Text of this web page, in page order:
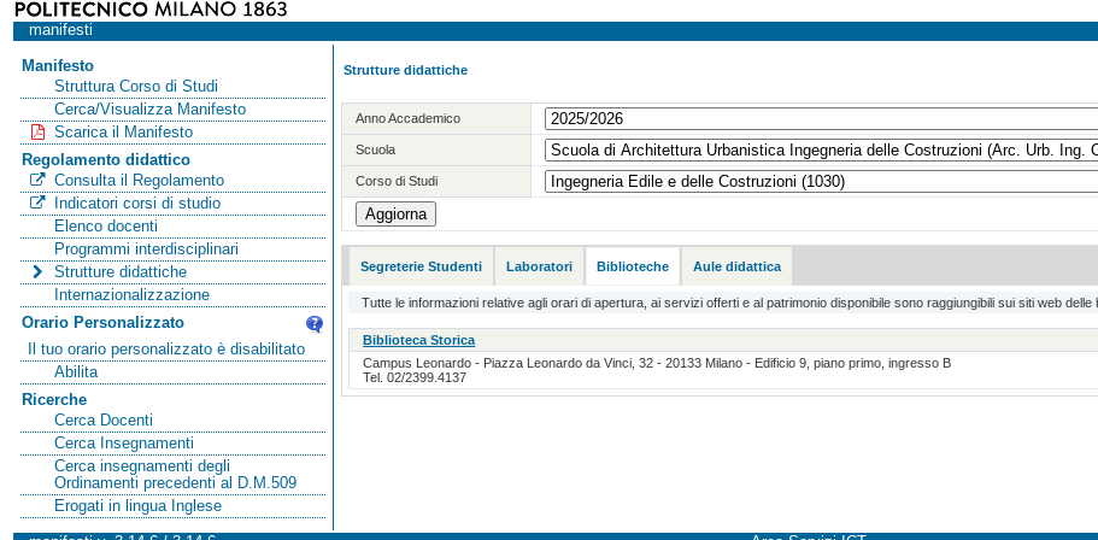
manifesti
Manifesto
Struttura Corso di Studi
Cerca/Visualizza Manifesto
Scarica il Manifesto
Regolamento didattico
Consulta il Regolamento
Indicatori corsi di studio
Elenco docenti
Programmi interdisciplinari
Strutture didattiche
Internazionalizzazione
Orario Personalizzato
Il tuo orario personalizzato è disabilitato
Abilita
Ricerche
Cerca Docenti
Cerca Insegnamenti
Cerca insegnamenti degli
Ordinamenti precedenti al D.M.509
Erogati in lingua Inglese
Strutture didattiche
Anno Accademico
Scuola
Corso di Studi
Segreterie Studenti Laboratori Biblioteche Aule didattica
Tutte le informazioni relative agli orari di apertura, ai servizi offerti e al patrimonio disponibile sono raggiungibili sui siti web delle
Biblioteca Storica
Campus Leonardo - Piazza Leonardo da Vinci, 32 - 20133 Milano - Edificio 9, piano primo, ingresso B
Tel. 02/2399.4137